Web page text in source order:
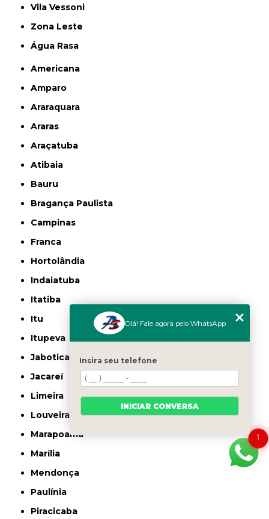
Vila Vessoni
Zona Leste
Água Rasa
Americana
Amparo
Araraquara
Araras
Araçatuba
Atibaia
Bauru
Bragança Paulista
Campinas
Franca
Hortolândia
Indaiatuba
Itatiba
Itu
Itupeva
Jaboticabal
Jacareí
Limeira
Louveira
Marapoama
Marília
Mendonça
Paulínia
Piracicaba
1
Olá! Fale agora pelo WhatsApp
Insira seu telefone
INICIAR CONVERSA